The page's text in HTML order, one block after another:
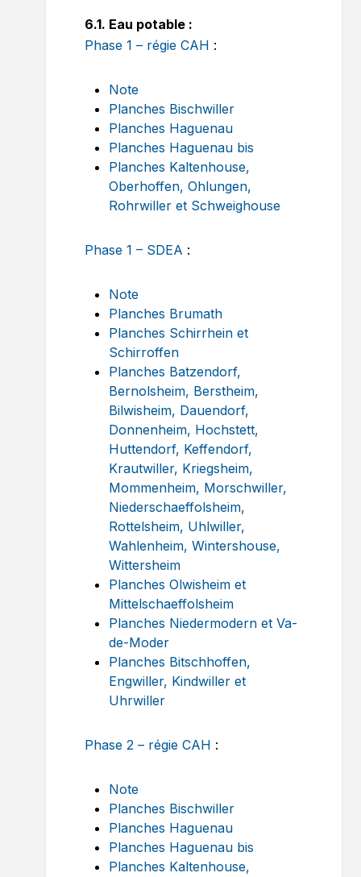
6.1. Eau potable :
Phase 1 – régie CAH :
Note
Planches Bischwiller
Planches Haguenau
Planches Haguenau bis
Planches Kaltenhouse,
Oberhoffen, Ohlungen,
Rohrwiller et Schweighouse
Phase 1 – SDEA :
Note
Planches Brumath
Planches Schirrhein et
Schirroffen
Planches Batzendorf,
Bernolsheim, Berstheim,
Bilwisheim, Dauendorf,
Donnenheim, Hochstett,
Huttendorf, Keffendorf,
Krautwiller, Kriegsheim,
Mommenheim, Morschwiller,
Niederschaeffolsheim,
Rottelsheim, Uhlwiller,
Wahlenheim, Wintershouse,
Wittersheim
Planches Olwisheim et
Mittelschaeffolsheim
Planches Niedermodern et Va-
de-Moder
Planches Bitschhoffen,
Engwiller, Kindwiller et
Uhrwiller
Phase 2 – régie CAH :
Note
Planches Bischwiller
Planches Haguenau
Planches Haguenau bis
Planches Kaltenhouse,